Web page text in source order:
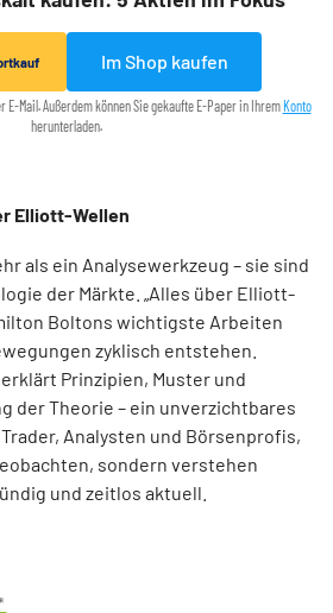
Im Shop kaufen
E-Mail. Außerdem können Sie gekaufte E-Paper in Ihrem Konto
herunterladen.
Elliott-Wellen
als ein Analysewerkzeug – sie sind
der Märkte. „Alles über Elliott-
Boltons wichtigste Arbeiten
zyklisch entstehen.
Prinzipien, Muster und
der Theorie – ein unverzichtbares
Analysten und Börsenprofis,
sondern verstehen
und zeitlos aktuell.